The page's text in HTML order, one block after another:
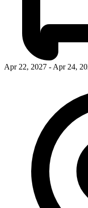
Apr 22, 2027 - Apr 24,